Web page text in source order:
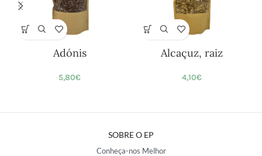
Adónis
5,80€
Alcaçuz, raiz
4,10€
SOBRE O EP
Conheça-nos Melhor